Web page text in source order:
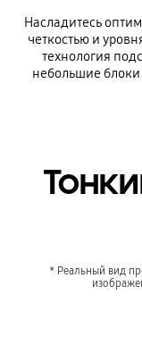
Насладитесь
четкостью и
технология
небольшие
* Реальный вид